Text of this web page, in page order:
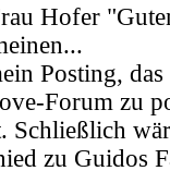
Hofer
Posting,
Forum zu
zu Guidos